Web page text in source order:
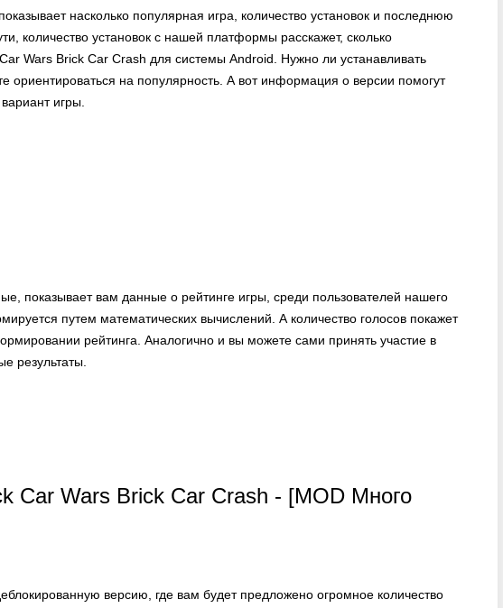
насколько популярная игра, количество установок и последнюю
количество установок с нашей платформы расскажет, сколько
Wars Brick Car Crash для системы Android. Нужно ли устанавливать
ориентироваться на популярность. А вот информация о версии помогут
игры.
показывает вам данные о рейтинге игры, среди пользователей нашего
путем математических вычислений. А количество голосов покажет
рейтинга. Аналогично и вы можете сами принять участие в
результаты.
Car Wars Brick Car Crash - [MOD Много
версию, где вам будет предложено огромное количество